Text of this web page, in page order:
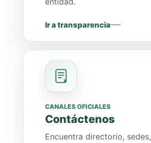
Ir a transparencia
CANALES OFICIALES
Contáctenos
Encuentra directorio, sedes,